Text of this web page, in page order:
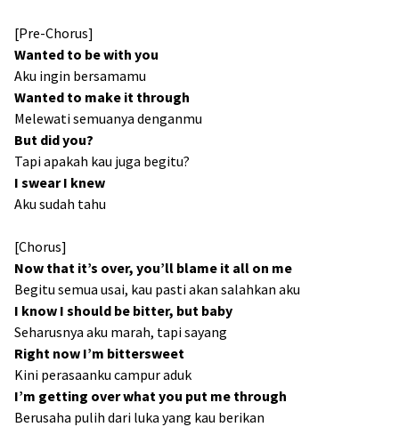
[Pre-Chorus]
Wanted to be with you
Aku ingin bersamamu
Wanted to make it through
Melewati semuanya denganmu
But did you?
Tapi apakah kau juga begitu?
I swear I knew
Aku sudah tahu
[Chorus]
Now that it’s over, you’ll blame it all on me
Begitu semua usai, kau pasti akan salahkan aku
I know I should be bitter, but baby
Seharusnya aku marah, tapi sayang
Right now I’m bittersweet
Kini perasaanku campur aduk
I’m getting over what you put me through
Berusaha pulih dari luka yang kau berikan